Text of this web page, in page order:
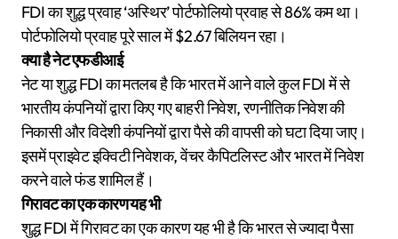
FDI का शुद्ध प्रवाह ‘अस्थिर’ पोर्टफोलियो प्रवाह से 86% कम था।
पोर्टफोलियो प्रवाह पूरे साल में $2.67 बिलियन रहा।
क्या है नेट एफडीआई
नेट या शुद्ध FDI का मतलब है कि भारत में आने वाले कुल FDI में से
भारतीय कंपनियों द्वारा किए गए बाहरी निवेश, रणनीतिक निवेश की
निकासी और विदेशी कंपनियों द्वारा पैसे की वापसी को घटा दिया जाए।
इसमें प्राइवेट इक्विटी निवेशक, वेंचर कैपिटलिस्ट और भारत में निवेश
करने वाले फंड शामिल हैं।
गिरावट का एक कारण यह भी
शुद्ध FDI में गिरावट का एक कारण यह भी है कि भारत से ज्यादा पैसा